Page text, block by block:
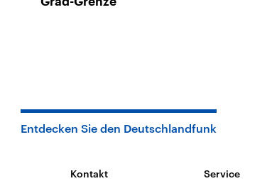
Entdecken Sie den Deutschlandfunk
Kontakt Service